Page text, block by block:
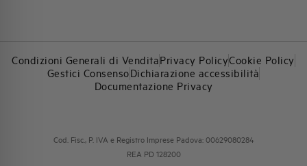
Condizioni Generali di VenditaPrivacy PolicyCookie Policy
Gestici ConsensoDichiarazione accessibilità
Documentazione Privacy
Cod. Fisc., P. IVA e Registro Imprese Padova: 00629080284
REA PD 128200